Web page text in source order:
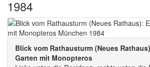
1984
Blick vom Rathausturm (Neues
Garten mit Monopteros